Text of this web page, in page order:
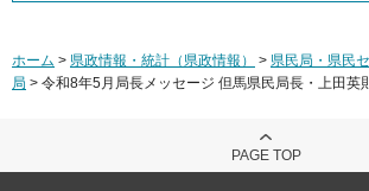
ホーム > 県政情報・統計（県政情報） > 県民局・県民
局 > 令和8年5月局長メッセージ 但馬県民局長・上田英
PAGE TOP